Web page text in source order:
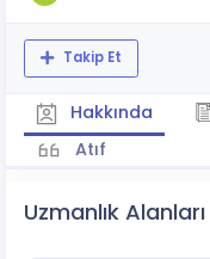
Takip Et
Hakkında
Atıf
Uzmanlık Alanları